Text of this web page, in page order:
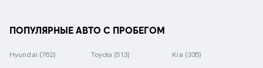
ПОПУЛЯРНЫЕ АВТО С ПРОБЕГОМ
Hyundai (762) Toyota (513) Kia (335)